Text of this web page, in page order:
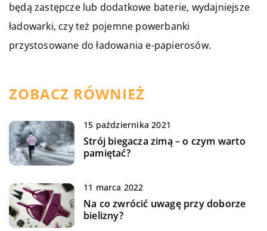
będą zastępcze lub dodatkowe baterie, wydajniejsze
ładowarki, czy też pojemne powerbanki
przystosowane do ładowania e-papierosów.
ZOBACZ RÓWNIEŻ
15 października 2021
Strój biegacza zimą – o czym warto
pamiętać?
11 marca 2022
Na co zwrócić uwagę przy doborze
bielizny?